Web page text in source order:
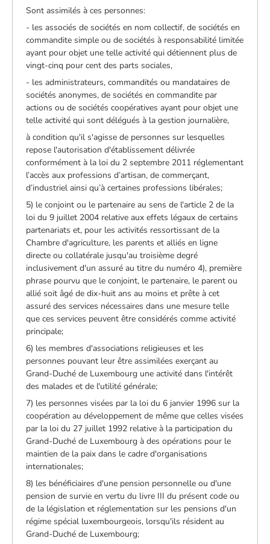
Sont assimilés à ces personnes:
- les associés de sociétés en nom collectif, de sociétés en
commandite simple ou de sociétés à responsabilité limitée
ayant pour objet une telle activité qui détiennent plus de
vingt-cinq pour cent des parts sociales,
- les administrateurs, commandités ou mandataires de
sociétés anonymes, de sociétés en commandite par
actions ou de sociétés coopératives ayant pour objet une
telle activité qui sont délégués à la gestion journalière,
à condition qu'il s'agisse de personnes sur lesquelles
repose l'autorisation d'établissement délivrée
conformément à la loi du 2 septembre 2011 réglementant
l’accès aux professions d’artisan, de commerçant,
d’industriel ainsi qu’à certaines professions libérales;
5) le conjoint ou le partenaire au sens de l'article 2 de la
loi du 9 juillet 2004 relative aux effets légaux de certains
partenariats et, pour les activités ressortissant de la
Chambre d'agriculture, les parents et alliés en ligne
directe ou collatérale jusqu'au troisième degré
inclusivement d'un assuré au titre du numéro 4), première
phrase pourvu que le conjoint, le partenaire, le parent ou
allié soit âgé de dix-huit ans au moins et prête à cet
assuré des services nécessaires dans une mesure telle
que ces services peuvent être considérés comme activité
principale;
6) les membres d'associations religieuses et les
personnes pouvant leur être assimilées exerçant au
Grand-Duché de Luxembourg une activité dans l'intérêt
des malades et de l'utilité générale;
7) les personnes visées par la loi du 6 janvier 1996 sur la
coopération au développement de même que celles visées
par la loi du 27 juillet 1992 relative à la participation du
Grand-Duché de Luxembourg à des opérations pour le
maintien de la paix dans le cadre d'organisations
internationales;
8) les bénéficiaires d'une pension personnelle ou d'une
pension de survie en vertu du livre III du présent code ou
de la législation et réglementation sur les pensions d'un
régime spécial luxembourgeois, lorsqu'ils résident au
Grand-Duché de Luxembourg;